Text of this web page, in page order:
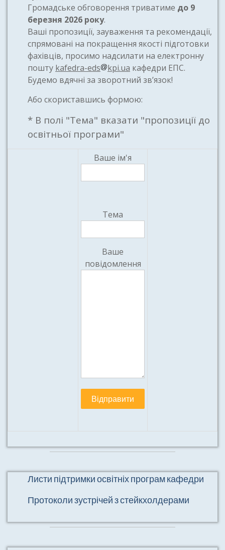
Громадське обговорення триватиме до 9
березня 2026 року.
Ваші пропозиції, зауваження та рекомендації,
спрямовані на покращення якості підготовки
фахівців, просимо надсилати на електронну
пошту kafedra-eds kpi.ua кафедри ЕПС.
Будемо вдячні за зворотний зв’язок!
Або скориставшись формою:
* В полі "Тема" вказати "пропозиції до
освітньої програми"
Ваше ім'я
Тема
Ваше
повідомлення
Листи підтримки освітніх програм кафедри
Протоколи зустрічей з стейкхолдерами